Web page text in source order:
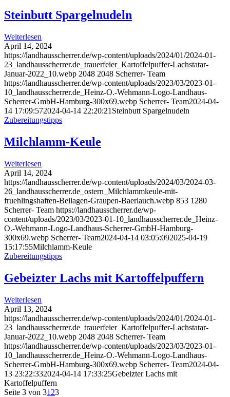
Steinbutt Spargelnudeln
Weiterlesen
April 14, 2024
https://landhausscherrer.de/wp-content/uploads/2024/01/2024-01-
23_landhausscherrer.de_trauerfeier_Kartoffelpuffer-Lachstatar-
Januar-2022_10.webp 2048 2048 Scherrer- Team
https://landhausscherrer.de/wp-content/uploads/2023/03/2023-01-
10_landhausscherrer.de_Heinz-O.-Wehmann-Logo-Landhaus-
Scherrer-GmbH-Hamburg-300x69.webp Scherrer- Team2024-04-
14 17:09:572024-04-14 22:20:21 Steinbutt Spargelnudeln
Zubereitungstipps
Milchlamm-Keule
Weiterlesen
April 14, 2024
https://landhausscherrer.de/wp-content/uploads/2024/03/2024-03-
26_landhausscherrer.de_ostern_Milchlammkeule-mit-
fruehlingshaften-Beilagen-Graupen-Baerlauch.webp 853 1280
Scherrer- Team https://landhausscherrer.de/wp-
content/uploads/2023/03/2023-01-10_landhausscherrer.de_Heinz-
O.-Wehmann-Logo-Landhaus-Scherrer-GmbH-Hamburg-
300x69.webp Scherrer- Team2024-04-14 03:05:092025-04-19
15:17:55Milchlamm-Keule
Zubereitungstipps
Gebeizter Lachs mit Kartoffelpuffern
Weiterlesen
April 13, 2024
https://landhausscherrer.de/wp-content/uploads/2024/01/2024-01-
23_landhausscherrer.de_trauerfeier_Kartoffelpuffer-Lachstatar-
Januar-2022_10.webp 2048 2048 Scherrer- Team
https://landhausscherrer.de/wp-content/uploads/2023/03/2023-01-
10_landhausscherrer.de_Heinz-O.-Wehmann-Logo-Landhaus-
Scherrer-GmbH-Hamburg-300x69.webp Scherrer- Team2024-04-
13 23:22:332024-04-14 17:33:25Gebeizter Lachs mit
Kartoffelpuffern
Seite 3 von 31 23